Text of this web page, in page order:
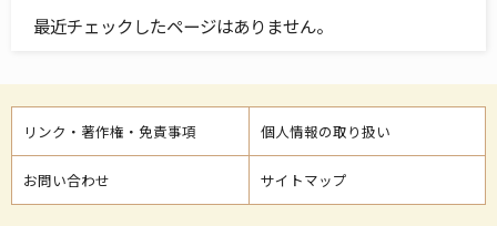
最近チェックしたページはありません。
リンク・著作権・免責事項 個人情報の取り扱い
お問い合わせ サイトマップ